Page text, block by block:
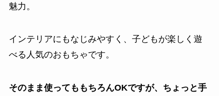
魅力。
インテリアにもなじみやすく、子どもが楽しく遊
べる人気のおもちゃです。
そのまま使ってももちろんOKですが、ちょっと手